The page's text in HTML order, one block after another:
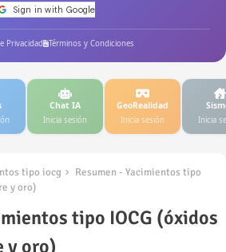
Privacidad Términos y Condiciones
Chat IA
Inicia sesión
GeoRealidad
Inicia sesión Inicia
tipo iocg
Resumen - Yacimientos tipo
y oro)
tipo IOCG (óxidos
y oro)